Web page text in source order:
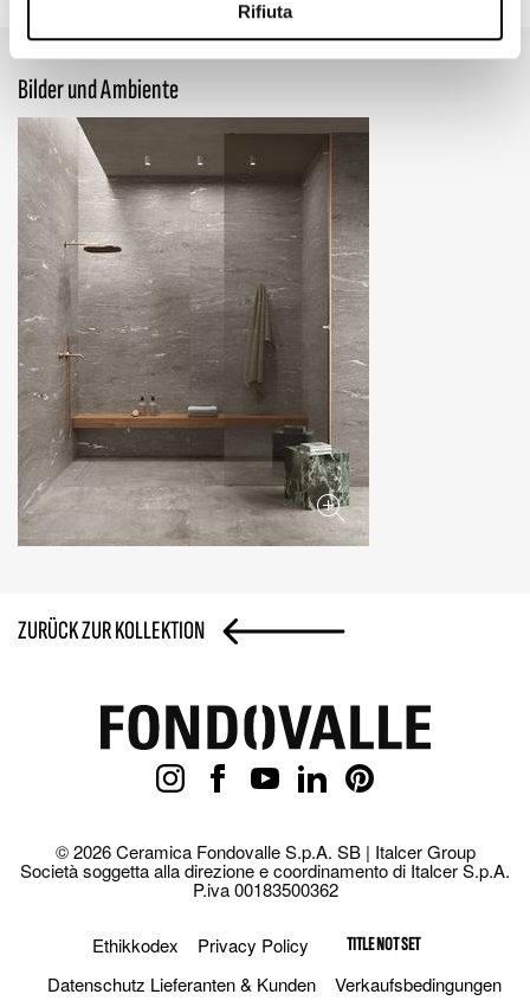
Rifiuta
Bilder und Ambiente
ZURÜCK ZUR KOLLEKTION
© 2026 Ceramica Fondovalle S.p.A. SB | Italcer Group
Società soggetta alla direzione e coordinamento di Italcer S.p.A.
P.iva 00183500362
Ethikkodex Privacy Policy TITLE NOT SET
Datenschutz Lieferanten & Kunden
Verkaufsbedingungen